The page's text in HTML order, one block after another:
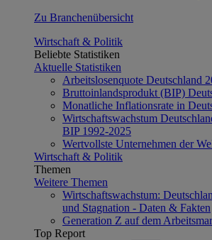
Zu Branchenübersicht
Wirtschaft & Politik
Beliebte Statistiken
Aktuelle Statistiken
Arbeitslosenquote Deutschland
Bruttoinlandsprodukt (BIP)
Monatliche Inflationsrate in
Wirtschaftswachstum
BIP 1992-2025
Wertvollste Unternehmen der
Wirtschaft & Politik
Themen
Weitere Themen
Wirtschaftswachstum:
und Stagnation - Daten & Fakten
Generation Z auf dem
Top Report